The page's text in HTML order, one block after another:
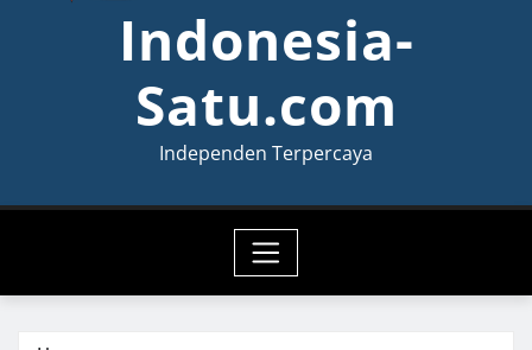
Indonesia-
Satu.com
Independen Terpercaya